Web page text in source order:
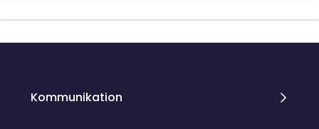
Kommunikation